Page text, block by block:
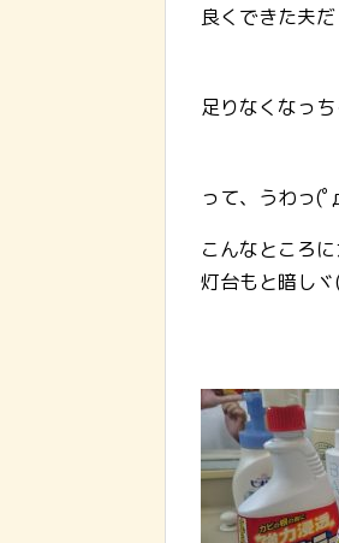
良くできた夫
足りなくなっ
って、うわっ(ﾟ
こんなところに
灯台もと暗しヾ